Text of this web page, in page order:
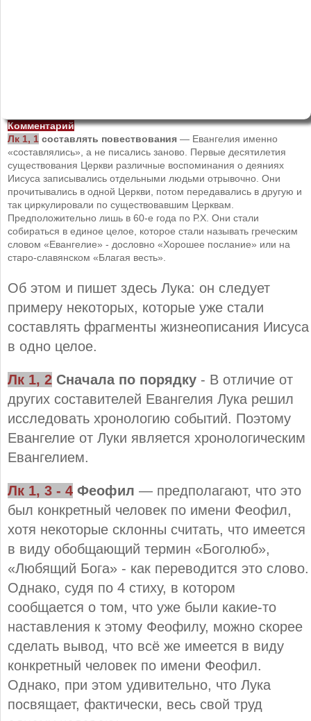
Комментарий
Лк 1, 1 составлять повествования — Евангелия именно
«составлялись», а не писались заново. Первые десятилетия
существования Церкви различные воспоминания о деяниях
Иисуса записывались отдельными людьми отрывочно. Они
прочитывались в одной Церкви, потом передавались в другую и
так циркулировали по существовавшим Церквам.
Предположительно лишь в 60-е года по Р.Х. Они стали
собираться в единое целое, которое стали называть греческим
словом «Евангелие» - дословно «Хорошее послание» или на
старо-славянском «Благая весть».
Об этом и пишет здесь Лука: он следует
примеру некоторых, которые уже стали
составлять фрагменты жизнеописания Иисуса
в одно целое.
Лк 1, 2 Сначала по порядку - В отличие от
других составителей Евангелия Лука решил
исследовать хронологию событий. Поэтому
Евангелие от Луки является хронологическим
Евангелием.
Лк 1, 3 - 4 Феофил — предполагают, что это
был конкретный человек по имени Феофил,
хотя некоторые склонны считать, что имеется
в виду обобщающий термин «Боголюб»,
«Любящий Бога» - как переводится это слово.
Однако, судя по 4 стиху, в котором
сообщается о том, что уже были какие-то
наставления к этому Феофилу, можно скорее
сделать вывод, что всё же имеется в виду
конкретный человек по имени Феофил.
Однако, при этом удивительно, что Лука
посвящает, фактически, весь свой труд